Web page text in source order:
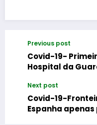
Previous post
Covid-19-
Hospital da
Next post
Covid-19-
Espanha